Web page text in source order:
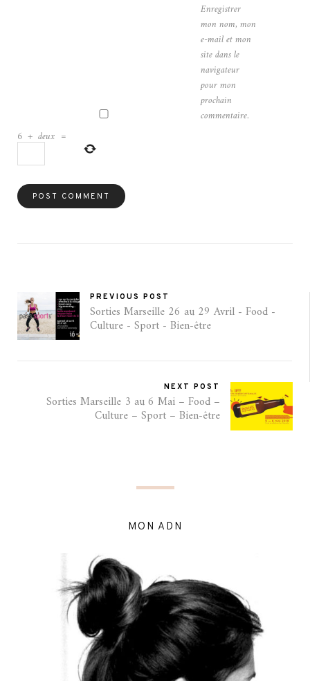
Enregistrer
mon nom, mon
e-mail et mon
site dans le
navigateur
pour mon
prochain
commentaire.
6 + deux =
PREVIOUS POST
Sorties Marseille 26 au 29 Avril - Food -
Culture - Sport - Bien-être
NEXT POST
Sorties Marseille 3 au 6 Mai – Food –
Culture – Sport – Bien-être
MON ADN